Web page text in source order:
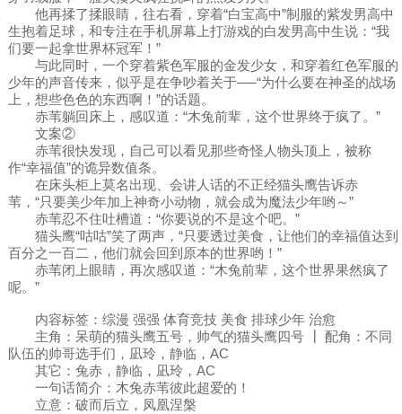
他再揉了揉眼睛，往右看，穿着“白宝高中”制服的紫发男高中
生抱着足球，和专注在手机屏幕上打游戏的白发男高中生说：“我
们要一起拿世界杯冠军！”
与此同时，一个穿着紫色军服的金发少女，和穿着红色军服的
少年的声音传来，似乎是在争吵着关于──“为什么要在神圣的战场
上，想些色色的东西啊！”的话题。
赤苇躺回床上，感叹道：“木兔前辈，这个世界终于疯了。”
文案②
赤苇很快发现，自己可以看见那些奇怪人物头顶上，被称
作“幸福值”的诡异数值条。
在床头柜上莫名出现、会讲人话的不正经猫头鹰告诉赤
苇，“只要美少年加上神奇小动物，就会成为魔法少年哟～”
赤苇忍不住吐槽道：“你要说的不是这个吧。”
猫头鹰“咕咕”笑了两声，“只要透过美食，让他们的幸福值达到
百分之一百二，他们就会回到原本的世界哟！”
赤苇闭上眼睛，再次感叹道：“木兔前辈，这个世界果然疯了
呢。”
内容标签：综漫 强强 体育竞技 美食 排球少年 治愈
主角：呆萌的猫头鹰五号，帅气的猫头鹰四号 ┃ 配角：不同
队伍的帅哥选手们，凪玲，静临，AC
其它：兔赤，静临，凪玲，AC
一句话简介：木兔赤苇彼此超爱的！
立意：破而后立，凤凰涅槃